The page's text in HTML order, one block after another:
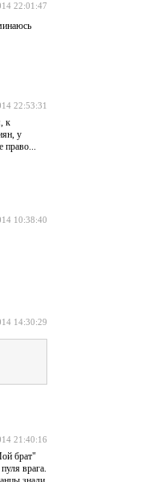
22:01:47
22:53:31
к
у
право...
10:38:40
14:30:29
21:40:16
брат"
врага.